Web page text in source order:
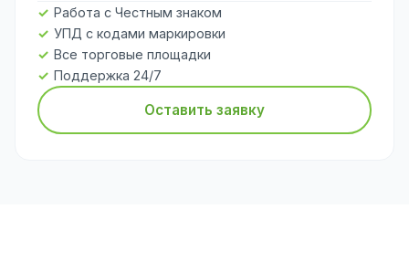
Работа с Честным знаком
УПД с кодами маркировки
Все торговые площадки
Поддержка 24/7
Оставить заявку